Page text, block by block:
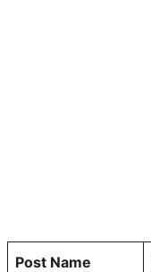
Post Name